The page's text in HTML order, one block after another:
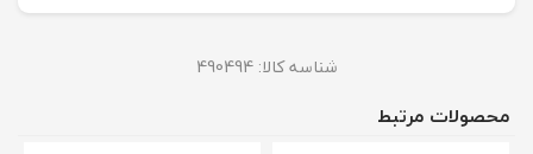
شناسه کالا: 490494
محصولات مرتبط